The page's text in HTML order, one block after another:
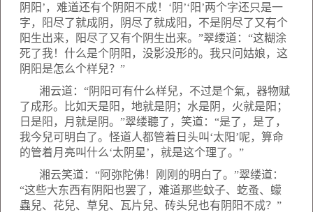
阴阳’，难道还有个阴阳不成！‘阴’‘阳’两个字还只是一
字，阳尽了就成阴，阴尽了就成阳，不是阴尽了又有个
阳生出来，阳尽了又有个阴生出来。”翠缕道：“这糊涂
死了我！什么是个阴阳，没影没形的。我只问姑娘，这
阴阳是怎么个样兒？”
湘云道：“阴阳可有什么样兒，不过是个氣，器物赋
了成形。比如天是阳，地就是阴；水是阴，火就是阳；
日是阳，月就是阴。”翠缕聽了，笑道：“是了，是了，
我今兒可明白了。怪道人都管着日头叫‘太阳’呢，算命
的管着月亮叫什么‘太阴星’，就是这个理了。”
湘云笑道：“阿弥陀佛！刚刚的明白了。”翠缕道：
“这些大东西有阴阳也罢了，难道那些蚊子、虼蚤、蠓
蟲兒、花兒、草兒、瓦片兒、砖头兒也有阴阳不成？”